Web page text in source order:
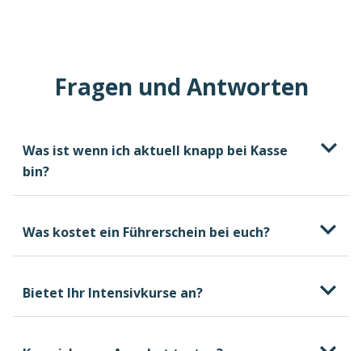
Fragen und Antworten
Was ist wenn ich aktuell knapp bei Kasse
bin?
Was kostet ein Führerschein bei euch?
Bietet Ihr Intensivkurse an?